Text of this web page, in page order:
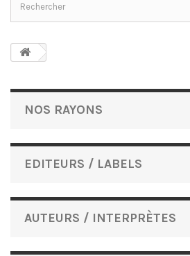
NOS RAYONS
EDITEURS / LABELS
AUTEURS / INTERPRÈTES